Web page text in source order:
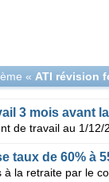
« ATI révision
3 mois avant
taux de 60% à